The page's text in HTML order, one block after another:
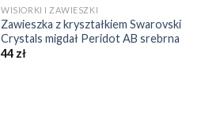
WISIORKI I ZAWIESZKI
Zawieszka z kryształkiem Swarovski
Crystals migdał Peridot AB srebrna
44 zł